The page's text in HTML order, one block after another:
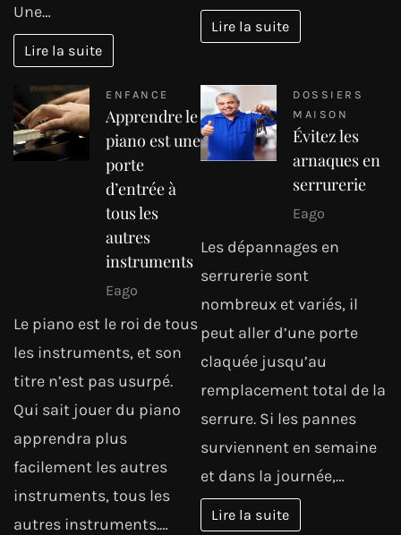
Une…
Lire la suite
Lire la suite
ENFANCE
Apprendre le
piano est une
porte
d’entrée à
tous les
autres
instruments
Eago
Le piano est le roi de tous
les instruments, et son
titre n’est pas usurpé.
Qui sait jouer du piano
apprendra plus
facilement les autres
instruments, tous les
autres instruments.…
DOSSIERS
MAISON
Évitez les
arnaques en
serrurerie
Eago
Les dépannages en
serrurerie sont
nombreux et variés, il
peut aller d’une porte
claquée jusqu’au
remplacement total de la
serrure. Si les pannes
surviennent en semaine
et dans la journée,…
Lire la suite